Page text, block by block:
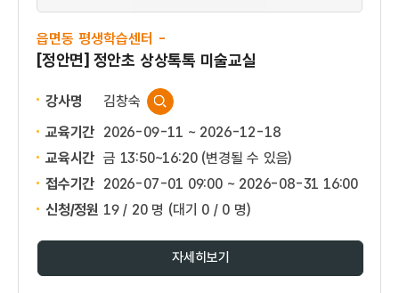
읍면동 평생학습센터 -
[정안면] 정안초 상상톡톡 미술교실
강사명
김창숙
교육기간 2026-09-11 ~ 2026-12-18
교육시간 금 13:50~16:20 (변경될 수 있음)
접수기간 2026-07-01 09:00 ~ 2026-08-31 16:00
신청/정원 19 / 20 명 (대기 0 / 0 명)
자세히보기